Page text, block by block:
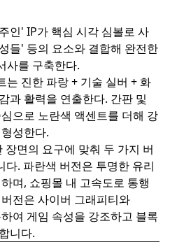
인' IP가 핵심 시각 심볼로 사
들' 등의 요소와 결합해 완전한
사를 구축한다.
는 진한 파랑 + 기술 실버 + 화
과 활력을 연출한다. 간판 및
으로 노란색 액센트를 더해 강
성한다.
장면의 요구에 맞춰 두 가지 버
. 파란색 버전은 투명한 유리
며, 쇼핑몰 내 고속도로 통행
전은 사이버 그래피티와
여 게임 속성을 강조하고 블록
니다.